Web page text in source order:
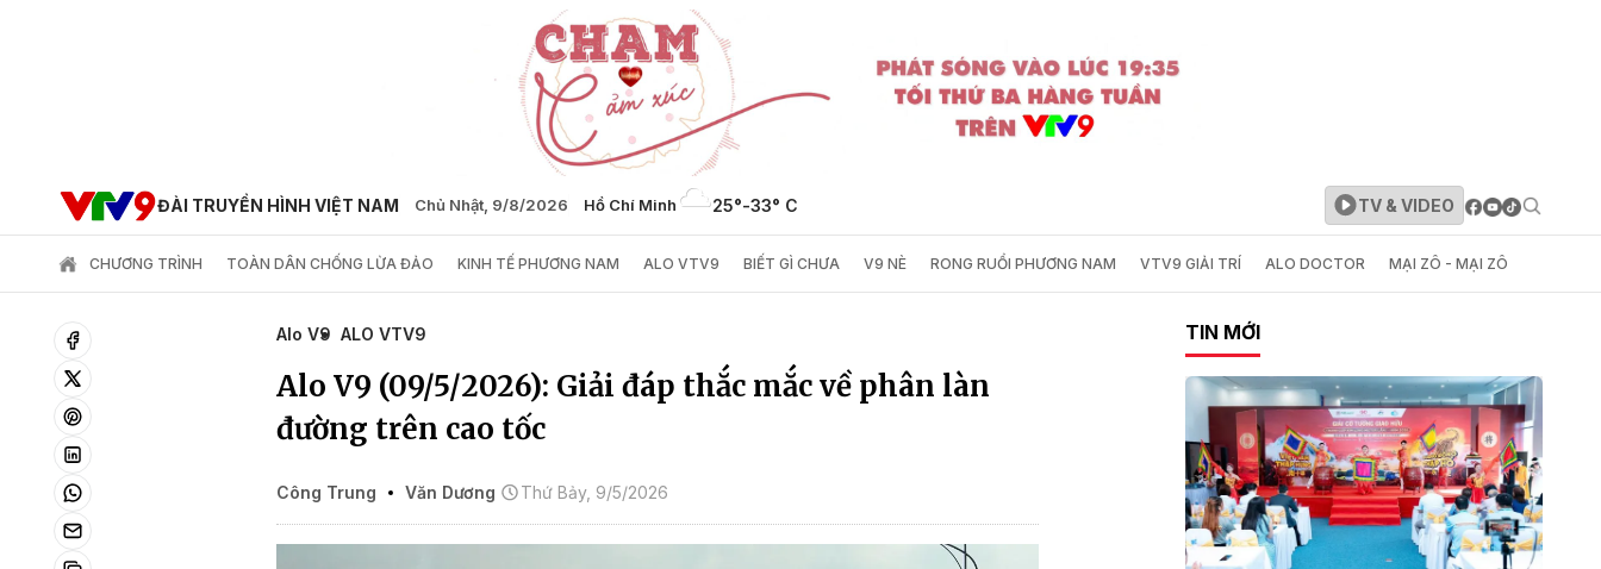
ĐÀI TRUYỀN HÌNH VIỆT NAM Chủ Nhật, 9/8/2026 Hồ Chí Minh 25°-33° C TV & VIDEO
CHƯƠNG TRÌNH TOÀN DÂN CHỐNG LỪA ĐẢO KINH TẾ PHƯƠNG NAM ALO VTV9 BIẾT GÌ CHƯA V9 NÈ RONG RUỔI PHƯƠNG NAM VTV9 GIẢI TRÍ ALO DOCTOR MẠI ZÔ - MẠI ZÔ
Alo V9 ALO VTV9
Alo V9 (09/5/2026): Giải đáp thắc mắc về phân làn
đường trên cao tốc
Công Trung Văn Dương Thứ Bảy, 9/5/2026
TIN MỚI